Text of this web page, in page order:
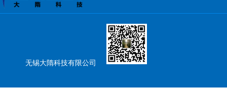
无锡大隋科技有限公司